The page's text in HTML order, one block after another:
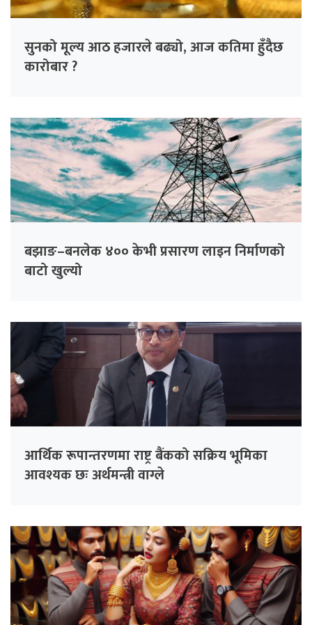
सुनको मूल्य आठ हजारले बढ्यो, आज कतिमा हुँदैछ
कारोबार ?
बझाङ–बनलेक ४०० केभी प्रसारण लाइन निर्माणको
बाटो खुल्यो
आर्थिक रूपान्तरणमा राष्ट्र बैंकको सक्रिय भूमिका
आवश्यक छः अर्थमन्त्री वाग्ले